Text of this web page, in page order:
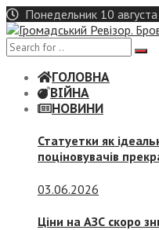
Skip
to
content
Понедельник 10
ГОЛОВНА
ВІЙНА
НОВИНИ
Статуетки як
поціновувачів
03.06.2026
Ціни на АЗС скоро